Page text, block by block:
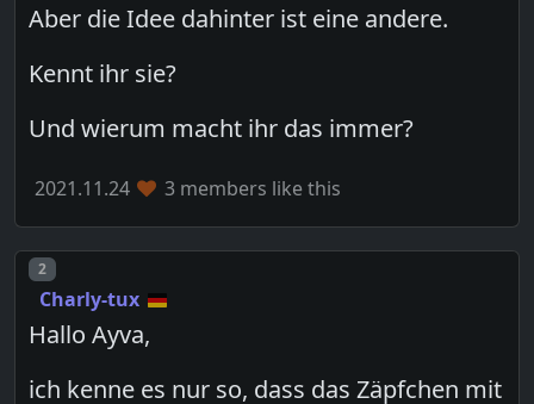
Aber die Idee dahinter ist eine andere.
Kennt ihr sie?
Und wierum macht ihr das immer?
2021.11.24 3 members like this
Post number
2
Charly-tux
Hallo Ayva,
ich kenne es nur so, dass das Zäpfchen mit